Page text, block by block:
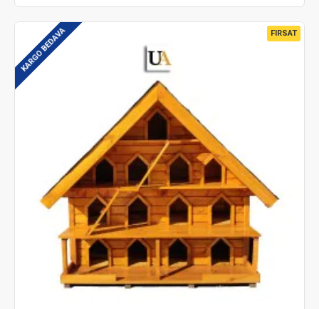
FIRSAT
KARGO BEDAVA